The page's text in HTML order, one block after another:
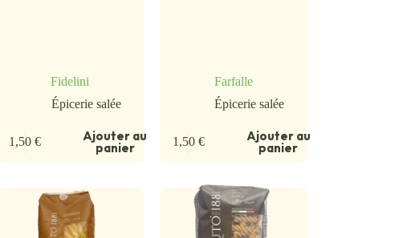
Fidelini
Épicerie salée
1,50€ Ajouter au
panier
Farfalle
Épicerie salée
1,50 € Ajouter au
panier